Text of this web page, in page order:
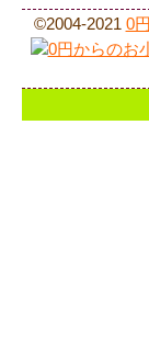
©️2004-2021 0